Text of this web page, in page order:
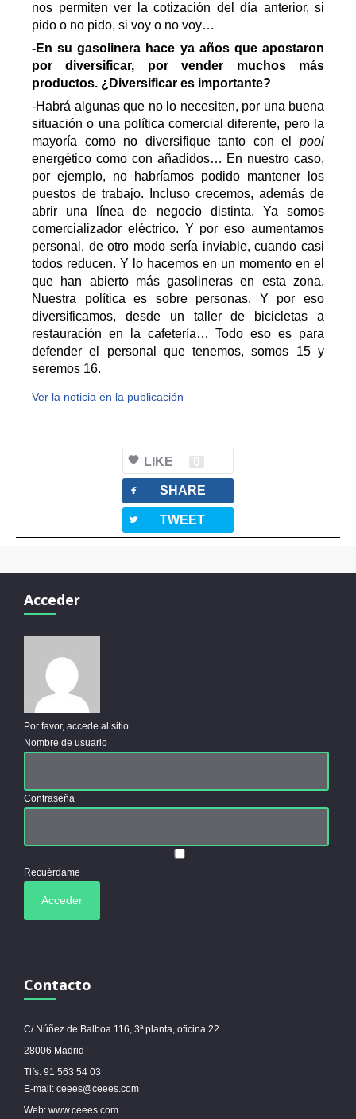
nos permiten ver la cotización del día anterior, si
pido o no pido, si voy o no voy…
-En su gasolinera hace ya años que apostaron
por diversificar, por vender muchos más
productos. ¿Diversificar es importante?
-Habrá algunas que no lo necesiten, por una buena
situación o una política comercial diferente, pero la
mayoría como no diversifique tanto con el pool
energético como con añadidos… En nuestro caso,
por ejemplo, no habríamos podido mantener los
puestos de trabajo. Incluso crecemos, además de
abrir una línea de negocio distinta. Ya somos
comercializador eléctrico. Y por eso aumentamos
personal, de otro modo sería inviable, cuando casi
todos reducen. Y lo hacemos en un momento en el
que han abierto más gasolineras en esta zona.
Nuestra política es sobre personas. Y por eso
diversificamos, desde un taller de bicicletas a
restauración en la cafetería… Todo eso es para
defender el personal que tenemos, somos 15 y
seremos 16.
Ver la noticia en la publicación
LIKE 0
facebook SHARE
twitterbird TWEET
Acceder
Por favor, accede al sitio.
Nombre de usuario
Contraseña
Recuérdame
Contacto
C/ Núñez de Balboa 116, 3ª planta, oficina 22
28006 Madrid
Tlfs: 91 563 54 03
E-mail: ceees@ceees.com
Web: www.ceees.com